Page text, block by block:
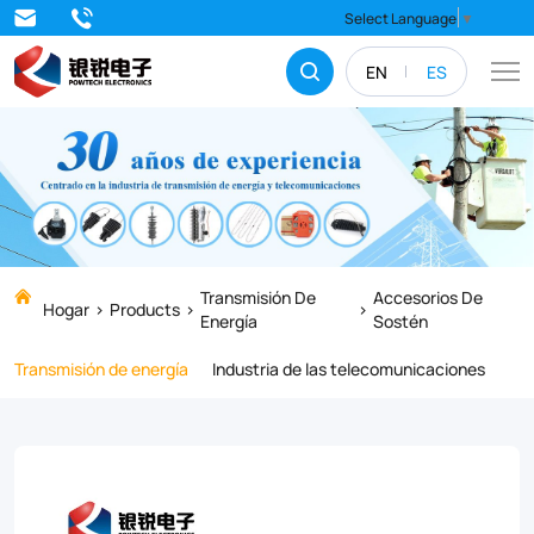
EN ES
Select Language ▼
Find
reliable
and
durable
Clevis
Bolts
for
your
projects.
quality
Hogar Products
Transmisión De
Energía
Accesorios De
Sostén
Transmisión de energía
Industria de las telecomunicaciones